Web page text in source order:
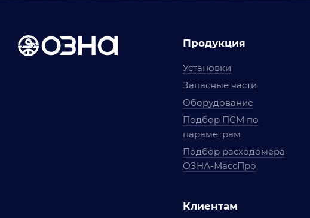
Продукция
Установки
Запасные части
Оборудование
Подбор ПСМ по
параметрам
Подбор расходомера
ОЗНА-МассПро
Клиентам